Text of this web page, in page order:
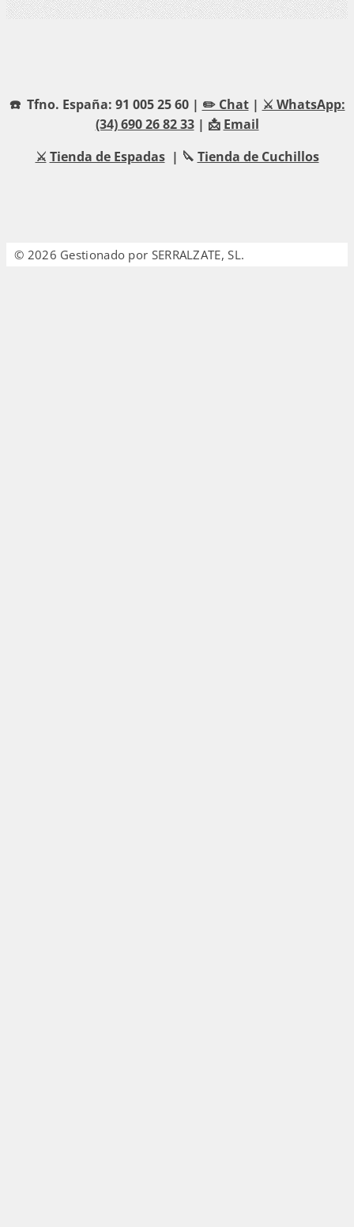
☎️ Tfno. España: 91 005 25 60 | ✏️ Chat| ⚔️ WhatsApp:
(34) 690 26 82 33| 📩 Email
⚔️ Tienda de Espadas| 🔪 Tienda de Cuchillos
© 2026 Gestionado por SERRALZATE, SL.